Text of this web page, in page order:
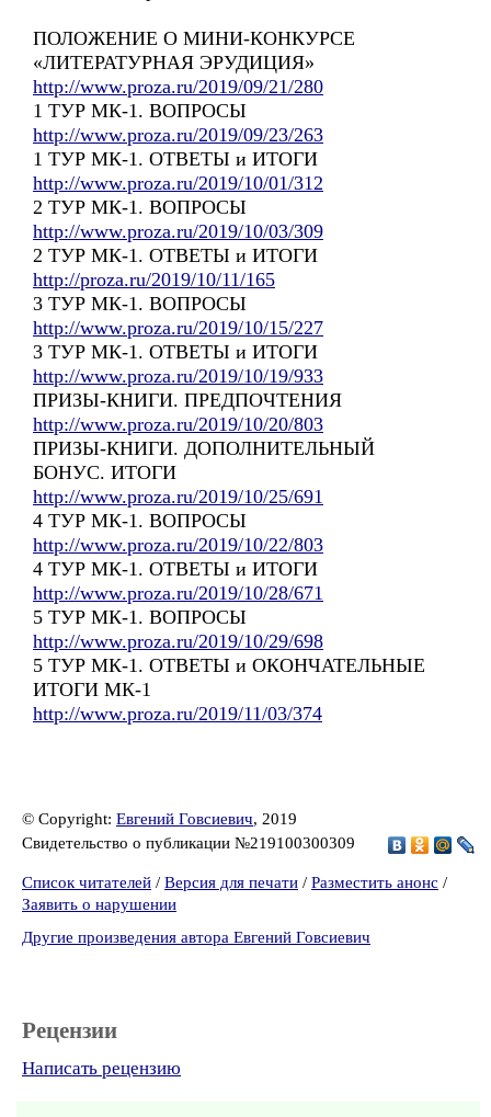
ПОЛОЖЕНИЕ О МИНИ-КОНКУРСЕ
«ЛИТЕРАТУРНАЯ ЭРУДИЦИЯ»
http://www.proza.ru/2019/09/21/280
1 ТУР МК-1. ВОПРОСЫ
http://www.proza.ru/2019/09/23/263
1 ТУР МК-1. ОТВЕТЫ и ИТОГИ
http://www.proza.ru/2019/10/01/312
2 ТУР МК-1. ВОПРОСЫ
http://www.proza.ru/2019/10/03/309
2 ТУР МК-1. ОТВЕТЫ и ИТОГИ
http://proza.ru/2019/10/11/165
3 ТУР МК-1. ВОПРОСЫ
http://www.proza.ru/2019/10/15/227
3 ТУР МК-1. ОТВЕТЫ и ИТОГИ
http://www.proza.ru/2019/10/19/933
ПРИЗЫ-КНИГИ. ПРЕДПОЧТЕНИЯ
http://www.proza.ru/2019/10/20/803
ПРИЗЫ-КНИГИ. ДОПОЛНИТЕЛЬНЫЙ
БОНУС. ИТОГИ
http://www.proza.ru/2019/10/25/691
4 ТУР МК-1. ВОПРОСЫ
http://www.proza.ru/2019/10/22/803
4 ТУР МК-1. ОТВЕТЫ и ИТОГИ
http://www.proza.ru/2019/10/28/671
5 ТУР МК-1. ВОПРОСЫ
http://www.proza.ru/2019/10/29/698
5 ТУР МК-1. ОТВЕТЫ и ОКОНЧАТЕЛЬНЫЕ
ИТОГИ МК-1
http://www.proza.ru/2019/11/03/374
© Copyright: Евгений Говсиевич, 2019
Свидетельство о публикации №219100300309
Список читателей / Версия для печати / Разместить анонс /
Заявить о нарушении
Другие произведения автора Евгений Говсиевич
Рецензии
Написать рецензию